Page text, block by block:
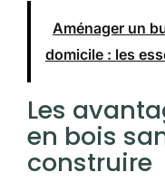
Aménager un
domicile : les
Les
en bois
construire